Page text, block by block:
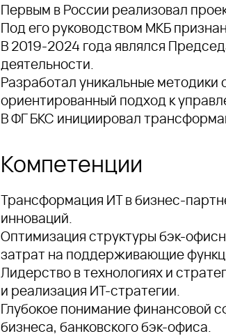
Первым в России реализовал
Под его руководством МКБ
В 2019-2024 года являлся
деятельности.
Разработал уникальные
ориентированный подход к
В ФГ БКС инициировал
Компетенции
Трансформация ИТ в бизнес-
инноваций.
Оптимизация структуры бэк-
затрат на поддерживающие
Лидерство в технологиях и
и реализация ИТ-стратегии.
Глубокое понимание финансовой
бизнеса, банковского бэк-офиса.